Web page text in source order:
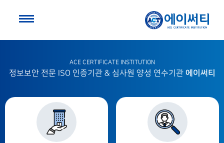
ACE CERTIFICATE INSTITUTION
정보보안 전문 ISO 인증기관 & 심사원 양성 연수기관 에이써티